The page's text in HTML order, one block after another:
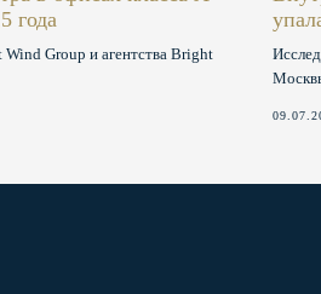
года
Group и агентства Bright